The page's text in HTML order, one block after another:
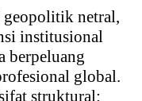
geopolitik netral,
institusional
berpeluang
global.
struktural: